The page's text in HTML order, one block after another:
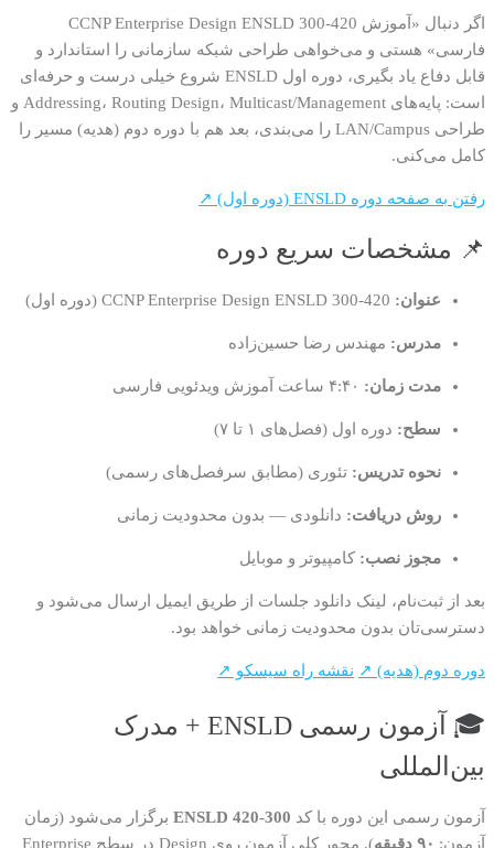
اگر دنبال «آموزش CCNP Enterprise Design ENSLD 300-420
فارسی» هستی و می‌خواهی طراحی شبکه سازمانی را استاندارد و
قابل دفاع یاد بگیری، دوره اول ENSLD شروع خیلی درست و حرفه‌ای
است: پایه‌های Addressing، Routing Design، Multicast/Management و
طراحی LAN/Campus را می‌بندی، بعد هم با دوره دوم (هدیه) مسیر را
کامل می‌کنی.
رفتن به صفحه دوره ENSLD (دوره اول) ↗
📌 مشخصات سریع دوره
عنوان:
مدرس: مهندس رضا حسین‌زاده
مدت زمان:
سطح: دوره اول (فصل‌های ۱ تا ۷)
نحوه تدریس: تئوری (مطابق سرفصل‌های رسمی)
روش دریافت: دانلودی — بدون محدودیت زمانی
مجوز نصب: کامپیوتر و موبایل
بعد از ثبت‌نام، لینک دانلود جلسات از طریق ایمیل ارسال می‌شود و
دسترسی‌تان بدون محدودیت زمانی خواهد بود.
دوره دوم (هدیه) ↗ نقشه راه سیسکو ↗
🎓 آزمون رسمی ENSLD + مدرک
بین‌المللی
آزمون رسمی این دوره با کد 300-420 ENSLD
برگزار می‌شود (زمان
آزمون: ۹۰ دقیقه ). محور کلی آزمون روی Design در سطح Enterprise